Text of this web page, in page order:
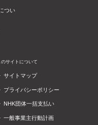
つい
のサイトについて
サイトマップ
プライバシーポリシー
NHK団体一括支払い
一般事業主行動計画